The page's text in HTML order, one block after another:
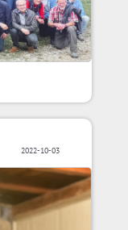
2022-10-03